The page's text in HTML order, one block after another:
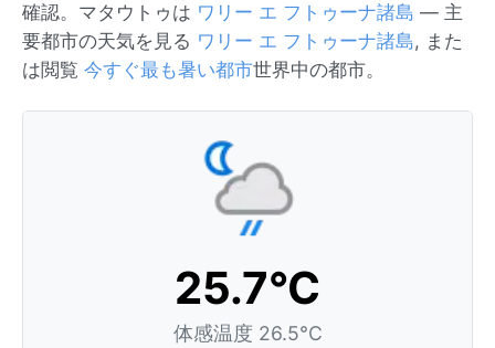
確認。マタウトゥは ワリー エ フトゥーナ諸島 — 主
要都市の天気を見る ワリー エ フトゥーナ諸島, また
は閲覧 今すぐ最も暑い都市世界中の都市。
25.7°C
体感温度 26.5°C